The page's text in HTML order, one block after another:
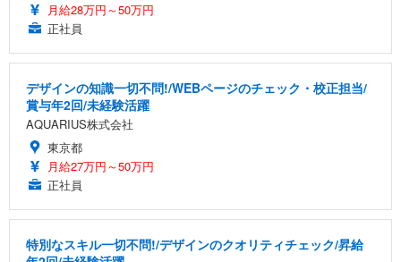
月給28万円～50万円
正社員
デザインの知識一切不問!/WEBページのチェック・校正担当/
賞与年2回/未経験活躍
AQUARIUS株式会社
東京都
月給27万円～50万円
正社員
特別なスキル一切不問!/デザインのクオリティチェック/昇給